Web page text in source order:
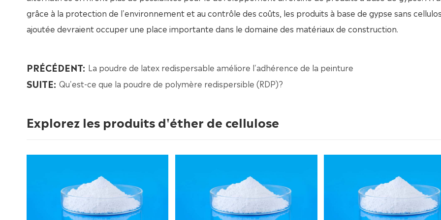
grâce à la protection de l'environnement et au contrôle des coûts, les produits à base de gypse sans
ajoutée devraient occuper une place importante dans le domaine des matériaux de construction.
PRÉCÉDENT: La poudre de latex redispersable améliore l'adhérence de la peinture
SUITE: Qu'est-ce que la poudre de polymère redispersible (RDP)?
Explorez les produits d'éther de cellulose